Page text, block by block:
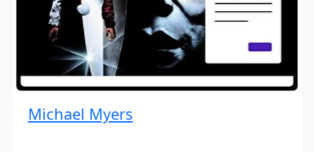
Michael Myers